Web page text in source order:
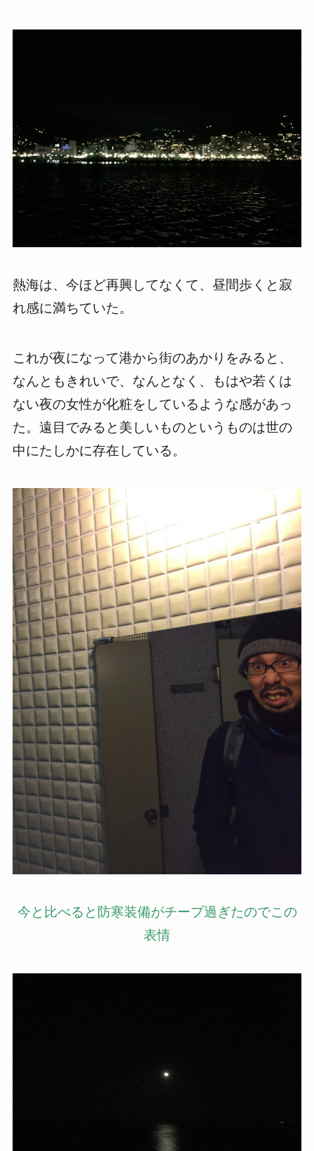
熱海は、今ほど再興してなくて、昼間歩くと寂
れ感に満ちていた。
これが夜になって港から街のあかりをみると、
なんともきれいで、なんとなく、もはや若くは
ない夜の女性が化粧をしているような感があっ
た。遠目でみると美しいものというものは世の
中にたしかに存在している。
今と比べると防寒装備がチープ過ぎたのでこの
表情